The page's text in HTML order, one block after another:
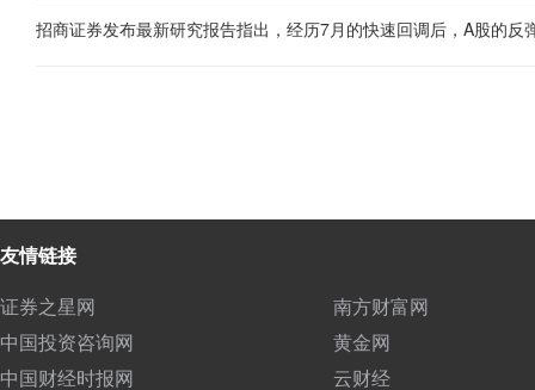
友情链接
证券之星网
南方财富网
中国投资咨询网
黄金网
中国财经时报网
云财经